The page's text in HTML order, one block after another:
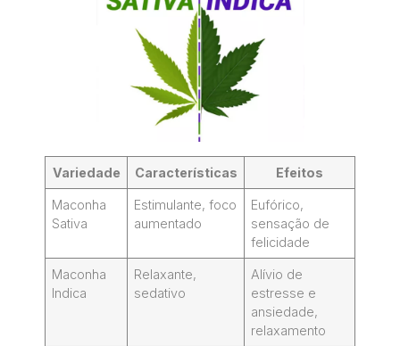
Variedade Características Efeitos
Maconha
Sativa
Estimulante, foco
aumentado
Eufórico,
sensação de
felicidade
Maconha
Indica
Relaxante,
sedativo
Alívio de
estresse e
ansiedade,
relaxamento